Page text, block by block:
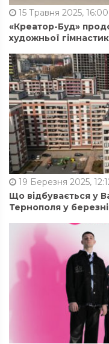
15 Травня 2025, 16:00
«Креатор-Буд»
художньої
19 Березня 2025,
Що відбувається у
Тернополя у